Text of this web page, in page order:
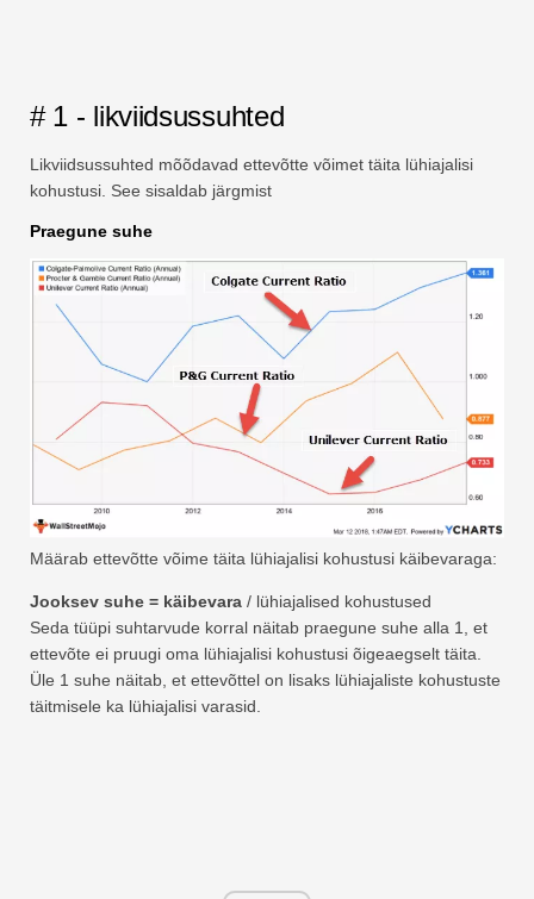
# 1 - likviidsussuhted
Likviidsussuhted mõõdavad ettevõtte võimet täita lühiajalisi
kohustusi. See sisaldab järgmist
Praegune suhe
Määrab ettevõtte võime täita lühiajalisi kohustusi käibevaraga:
Jooksev suhe = käibevara / lühiajalised kohustused
Seda tüüpi suhtarvude korral näitab praegune suhe alla 1, et
ettevõte ei pruugi oma lühiajalisi kohustusi õigeaegselt täita.
Üle 1 suhe näitab, et ettevõttel on lisaks lühiajaliste kohustuste
täitmisele ka lühiajalisi varasid.